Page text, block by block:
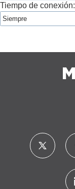
Tiempo de conexión: